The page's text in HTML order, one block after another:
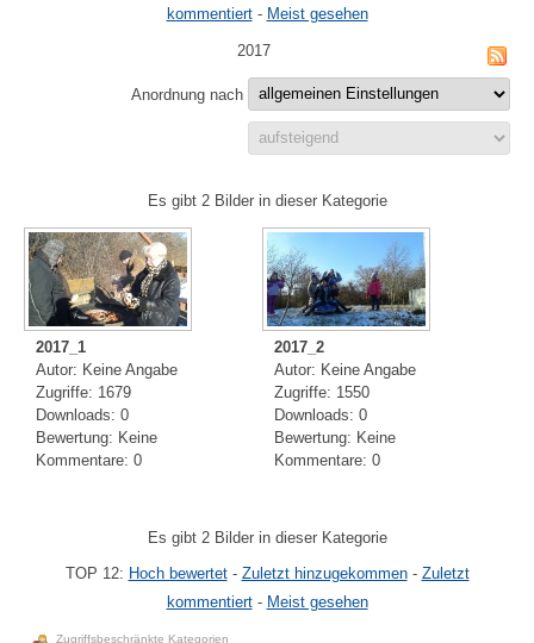
kommentiert- Meist gesehen
2017
Anordnung nach
Es gibt 2 Bilder in dieser Kategorie
2017_1
Autor: Keine Angabe
Zugriffe: 1679
Downloads: 0
Bewertung: Keine
Kommentare: 0
2017_2
Autor: Keine Angabe
Zugriffe: 1550
Downloads: 0
Bewertung: Keine
Kommentare: 0
Es gibt 2 Bilder in dieser Kategorie
TOP 12: Hoch bewertet- Zuletzt hinzugekommen- Zuletzt
kommentiert- Meist gesehen
Zugriffsbeschränkte Kategorien